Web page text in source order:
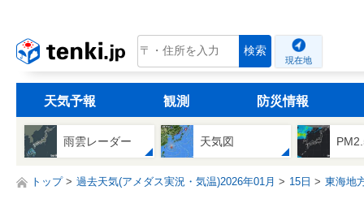
tenki.jp 検索
現在地
天気予報 観測 防災情報
雨雲レーダー 天気図
トップ 過去天気(アメダス実況・気温)2026年01月 15日 東海地